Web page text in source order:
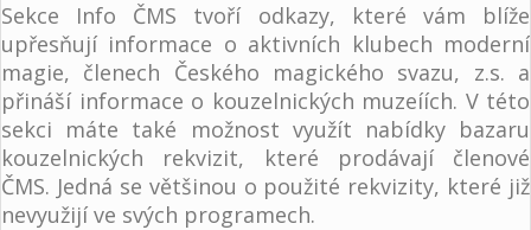
Sekce Info ČMS tvoří odkazy, které vám blíže
upřesňují informace o aktivních klubech moderní
magie, členech Českého magického svazu, z.s. a
přináší informace o kouzelnických muzeíích. V této
sekci máte také možnost využít nabídky bazaru
kouzelnických rekvizit, které prodávají členové
ČMS. Jedná se většinou o použité rekvizity, které již
nevyužijí ve svých programech.